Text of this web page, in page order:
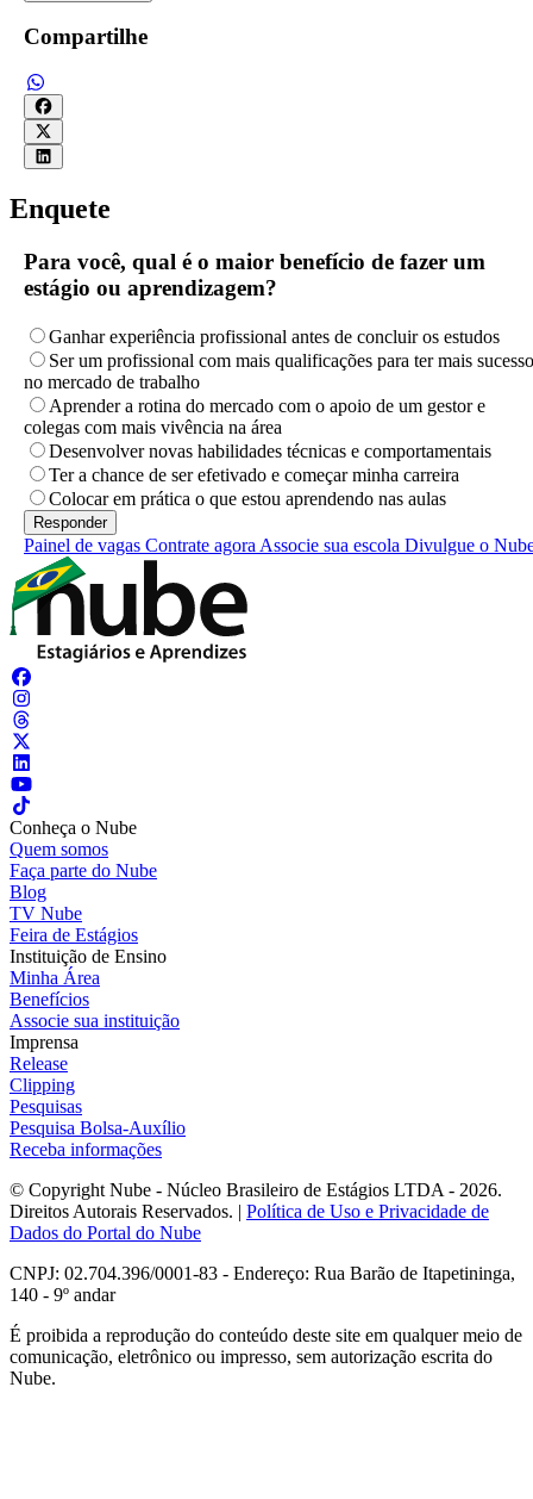
Compartilhe
Enquete
Para você, qual é o maior benefício de fazer um
estágio ou aprendizagem?
Ganhar experiência profissional antes de concluir os estudos
Ser um profissional com mais qualificações para ter mais sucesso
no mercado de trabalho
Aprender a rotina do mercado com o apoio de um gestor e
colegas com mais vivência na área
Desenvolver novas habilidades técnicas e comportamentais
Ter a chance de ser efetivado e começar minha carreira
Colocar em prática o que estou aprendendo nas aulas
Painel de vagas Contrate agora Associe sua escola Divulgue o
Conheça o Nube
Quem somos
Faça parte do Nube
Blog
TV Nube
Feira de Estágios
Instituição de Ensino
Minha Área
Benefícios
Associe sua instituição
Imprensa
Release
Clipping
Pesquisas
Pesquisa Bolsa-Auxílio
Receba informações
© Copyright Nube - Núcleo Brasileiro de Estágios LTDA - 2026.
Direitos Autorais Reservados. | Política de Uso e Privacidade de
Dados do Portal do Nube
CNPJ: 02.704.396/0001-83 - Endereço: Rua Barão de Itapetininga,
140 - 9º andar
É proibida a reprodução do conteúdo deste site em qualquer meio de
comunicação, eletrônico ou impresso, sem autorização escrita do
Nube.